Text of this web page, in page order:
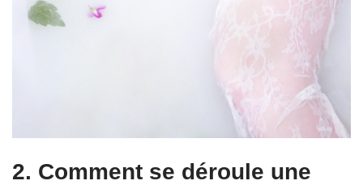
2. Comment se déroule une